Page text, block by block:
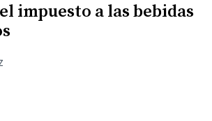
impuesto a las bebidas